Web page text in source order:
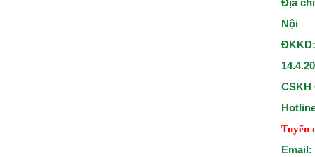
Địa
Nội
CSKH
Tuyển
Email: